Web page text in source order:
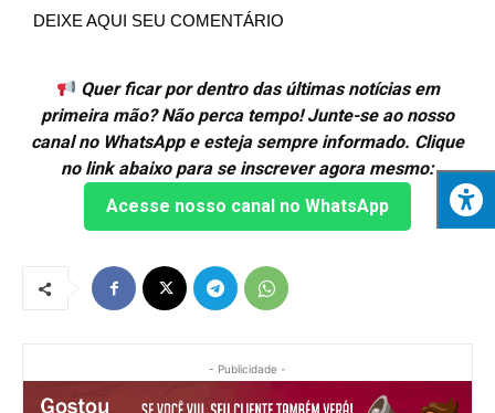
DEIXE AQUI SEU COMENTÁRIO
Quer ficar por dentro das últimas notícias em
primeira mão? Não perca tempo! Junte-se ao nosso
canal no WhatsApp e esteja sempre informado. Clique
no link abaixo para se inscrever agora mesmo:
Acesse nosso canal no WhatsApp
- Publicidade -